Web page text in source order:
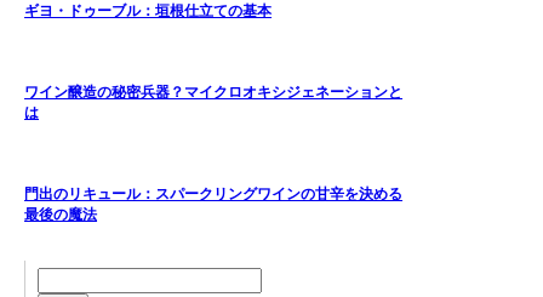
ギヨ・ドゥーブル：垣根仕立ての基本
ワイン醸造の秘密兵器？マイクロオキシジェネーションと
は
門出のリキュール：スパークリングワインの甘辛を決める
最後の魔法